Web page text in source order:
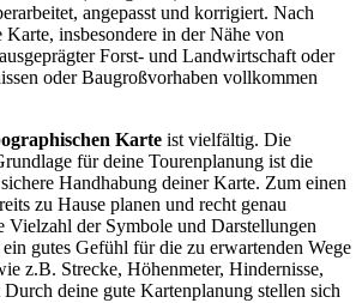
angepasst und korrigiert. Nach
Karte, insbesondere in der Nähe von
Forst- und Landwirtschaft oder
oder Baugroßvorhaben vollkommen
Karte ist vielfältig. Die
für deine Tourenplanung ist die
Handhabung deiner Karte. Zum einen
zu Hause planen und recht genau
Vielzahl der Symbole und Darstellungen
gutes Gefühl für die zu erwartenden Wege
z.B. Strecke, Höhenmeter, Hindernisse,
deine gute Kartenplanung stellen sich